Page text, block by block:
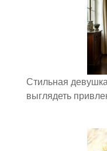
Стильная
выглядеть